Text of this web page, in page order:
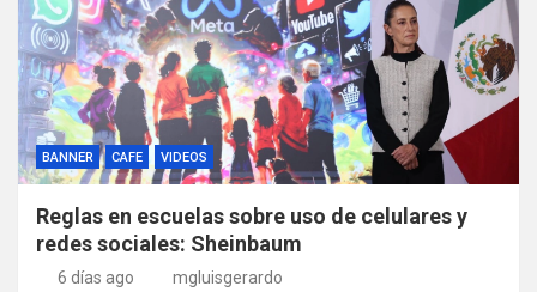
BANNER CAFE VIDEOS
Reglas en escuelas sobre uso de celulares y
redes sociales: Sheinbaum
6 días ago mgluisgerardo